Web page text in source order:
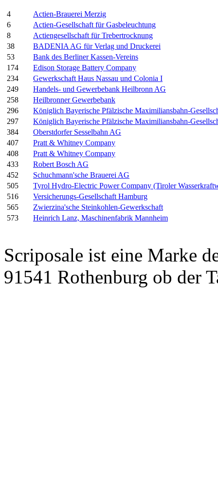
4
Actien-Brauerei Merzig
6
Actien-Gesellschaft für Gasbeleuchtung
8
Actiengesellschaft für Trebertrocknung
38
BADENIA AG für Verlag und Druckerei
53
Bank des Berliner Kassen-Vereins
174
Edison Storage Battery Company
234
Gewerkschaft Haus Nassau und Colonia I
249
Handels- und Gewerbebank Heilbronn AG
258
Heilbronner Gewerbebank
296
Königlich Bayerische Pfälzische Maximiliansbahn-
297
Königlich Bayerische Pfälzische Maximiliansbahn-
384
Oberstdorfer Sesselbahn AG
407
Pratt & Whitney Company
408
Pratt & Whitney Company
433
Robert Bosch AG
452
Schuchmann'sche Brauerei AG
505
Tyrol Hydro-Electric Power Company (Tiroler
516
Versicherungs-Gesellschaft Hamburg
565
Zwierzina'sche Steinkohlen-Gewerkschaft
573
Heinrich Lanz, Maschinenfabrik Mannheim
Scriposale ist eine Marke
91541 Rothenburg ob der